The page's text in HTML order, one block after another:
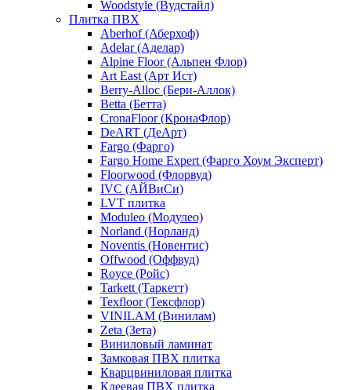
Woodstyle (Вудстайл)
Плитка ПВХ
Aberhof (Аберхоф)
Adelar (Аделар)
Alpine Floor (Альпен Флор)
Art East (Арт Ист)
Berry-Alloc (Бери-Аллок)
Betta (Бетта)
CronaFloor (КронаФлор)
DeART (ДеАрт)
Fargo (Фарго)
Fargo Home Expert (Фарго Хоум Эксперт)
Floorwood (Флорвуд)
IVC (АЙВиСи)
LVT плитка
Moduleo (Модулео)
Norland (Норланд)
Noventis (Новентис)
Offwood (Оффвуд)
Royce (Ройс)
Tarkett (Таркетт)
Texfloor (Тексфлор)
VINILAM (Винилам)
Zeta (Зета)
Виниловый ламинат
Замковая ПВХ плитка
Кварцвиниловая плитка
Клеевая ПВХ плитка